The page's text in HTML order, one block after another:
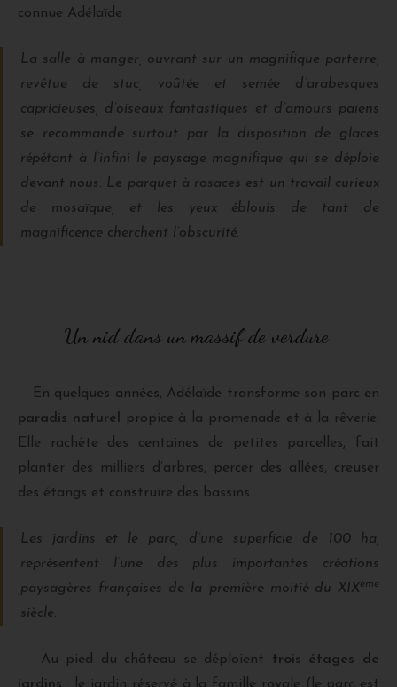
connue Adélaïde :
La salle à manger, ouvrant sur un magnifique parterre,
revêtue de stuc, voûtée et semée d’arabesques
capricieuses, d’oiseaux fantastiques et d’amours païens
se recommande surtout par la disposition de glaces
répétant à l’infini le paysage magnifique qui se déploie
devant nous. Le parquet à rosaces est un travail curieux
de mosaïque, et les yeux éblouis de tant de
magnificence cherchent l’obscurité.
Un nid dans un massif de verdure
En quelques années, Adélaïde transforme son parc en
paradis naturel
propice à la promenade et à la rêverie.
Elle rachète des centaines de petites parcelles, fait
planter des milliers d’arbres, percer des allées, creuser
des étangs et construire des bassins.
Les jardins et le parc, d’une superficie de 100 ha,
représentent l’une des plus importantes créations
paysagères françaises de la première moitié du XIXème
siècle.
Au pied du château se déploient trois étages de